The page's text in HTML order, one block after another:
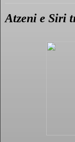
Atzeni e Siri